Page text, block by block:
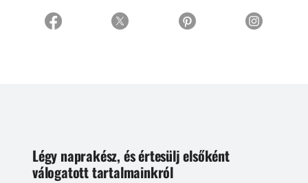
Légy naprakész, és értesülj elsőként
válogatott tartalmainkról